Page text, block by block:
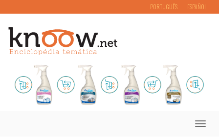
PORTUGUÊS ESPAÑOL
Toggle